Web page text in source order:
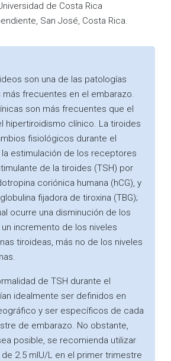
de Costa Rica
San José, Costa Rica.
son una de las patologías
frecuentes en el embarazo.
son más frecuentes que el
hipertiroidismo clínico. La tiroides
fisiológicos durante el
estimulación de los receptores
de la tiroides (TSH) por
coriónica humana (hCG), y
fijadora de tiroxina (TBG);
ocurre una disminución de los
un incremento de los niveles
tiroideas, más no de los niveles
de TSH durante el
idealmente ser definidos en
y ser específicos de cada
de embarazo. No obstante,
posible, se recomienda utilizar
2.5 mIU/L en el primer trimestre